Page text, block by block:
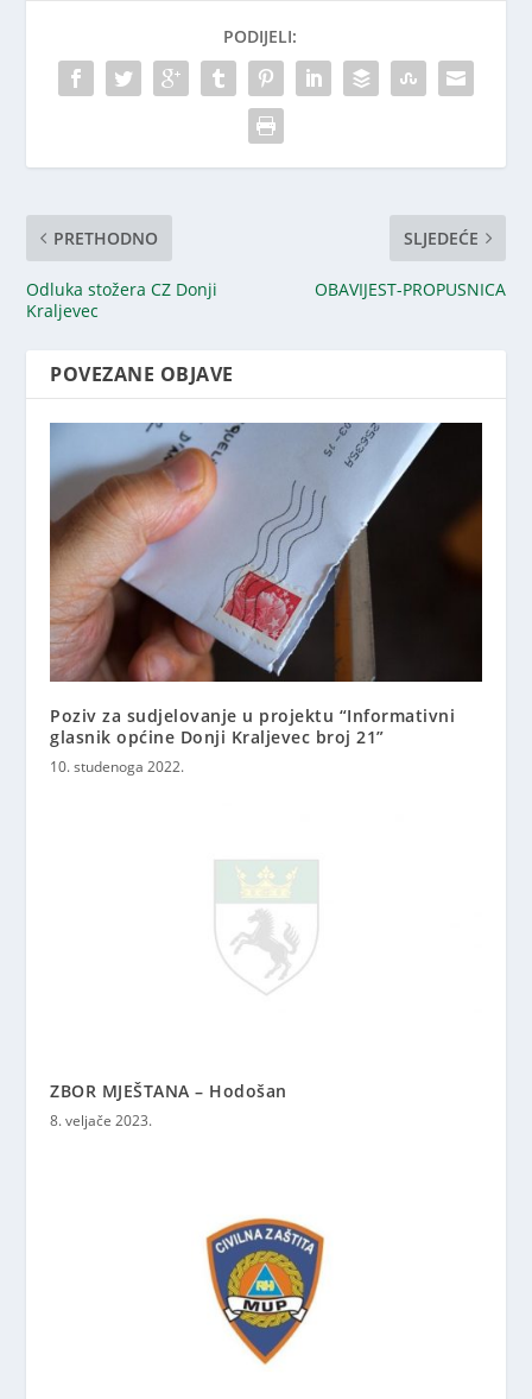
PODIJELI:
PRETHODNO
Odluka stožera CZ Donji
Kraljevec
SLJEDEĆE
OBAVIJEST-PROPUSNICA
POVEZANE OBJAVE
Poziv za sudjelovanje u projektu “Informativni
glasnik općine Donji Kraljevec broj 21”
10. studenoga 2022.
ZBOR MJEŠTANA – Hodošan
8. veljače 2023.